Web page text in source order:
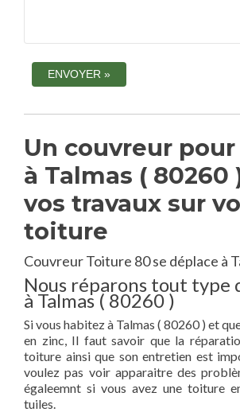
Un couvreur
à Talmas ( 80260
vos travaux sur
toiture
Couvreur Toiture 80 se déplace à
Nous réparons tout type
à Talmas ( 80260 )
Si vous habitez à Talmas ( 80260 ) et
en zinc, Il faut savoir que la
toiture ainsi que son entretien est
voulez pas voir apparaitre des
égaleemnt si vous avez une toiture
tuiles.